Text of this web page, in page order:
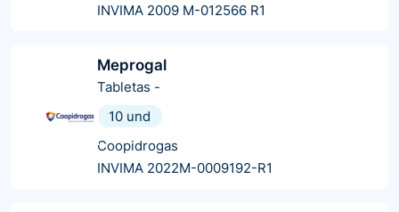
INVIMA 2009 M-012566 R1
Meprogal
Tabletas -
10 und
Coopidrogas
INVIMA 2022M-0009192-R1